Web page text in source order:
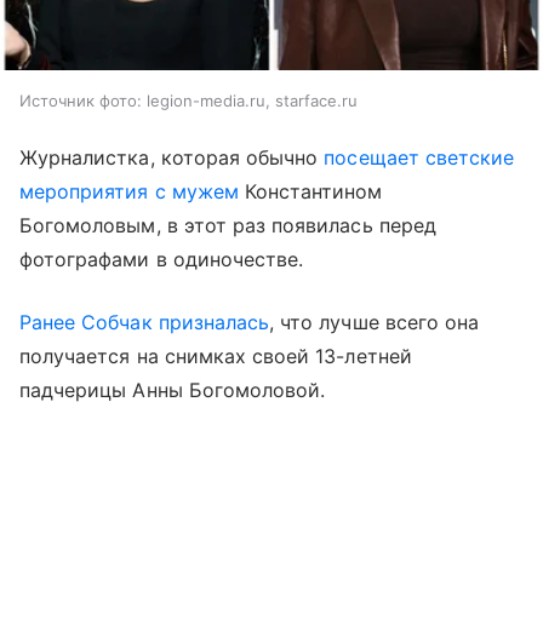
Источник фото: legion-media.ru, starface.ru
Журналистка, которая обычно посещает светские
мероприятия с мужем Константином
Богомоловым, в этот раз появилась перед
фотографами в одиночестве.
Ранее Собчак призналась, что лучше всего она
получается на снимках своей 13-летней
падчерицы Анны Богомоловой.